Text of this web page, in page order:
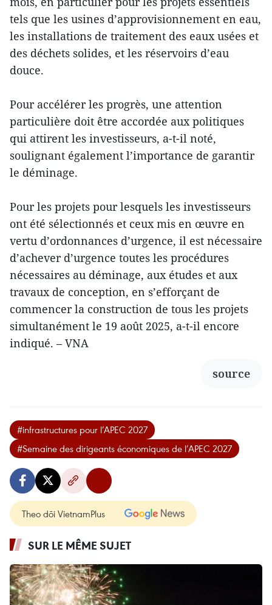
tels que les usines d’approvisionnement en eau,
les installations de traitement des eaux usées et
des déchets solides, et les réservoirs d’eau
douce.
Pour accélérer les progrès, une attention
particulière doit être accordée aux politiques
qui attirent les investisseurs, a-t-il noté,
soulignant également l’importance de garantir
le déminage.
Pour les projets pour lesquels les investisseurs
ont été sélectionnés et ceux mis en œuvre en
vertu d’ordonnances d’urgence, il est nécessaire
d’achever d’urgence toutes les procédures
nécessaires au déminage, aux études et aux
travaux de conception, en s’efforçant de
commencer la construction de tous les projets
simultanément le 19 août 2025, a-t-il encore
indiqué. – VNA
source
#infrastructures pour l’APEC 2027
#Semaine des dirigeants économiques de l’APEC 2027
Theo dõi VietnamPlus
SUR LE MÊME SUJET